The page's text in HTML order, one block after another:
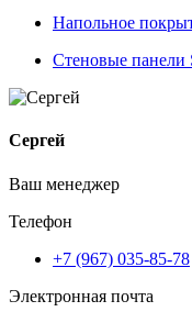
Напольное
Стеновые панели
Сергей
Ваш менеджер
Телефон
+7 (967) 035-85-78
Электронная почта